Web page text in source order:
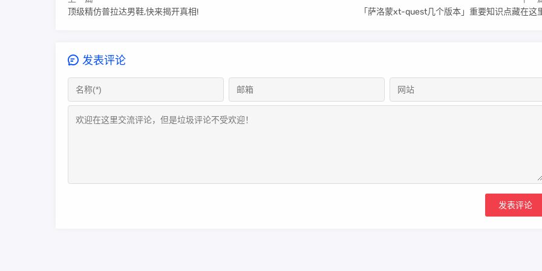
顶级精仿普拉达男鞋,快来揭开真相!
「萨洛蒙xt-quest几个版本」重要知识点藏在这
发表评论